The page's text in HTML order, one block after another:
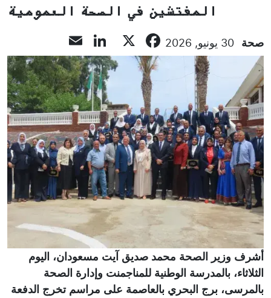
المفتشين في الصحة العمومية
صحة 30 يونيو, 2026 Facebook
LinkedIn
أشرف وزير الصحة محمد صديق آيت مسعودان، اليوم
الثلاثاء، بالمدرسة الوطنية للمناجمنت وإدارة الصحة
بالمرسى، برج البحري بالعاصمة على مراسم تخرج الدفعة